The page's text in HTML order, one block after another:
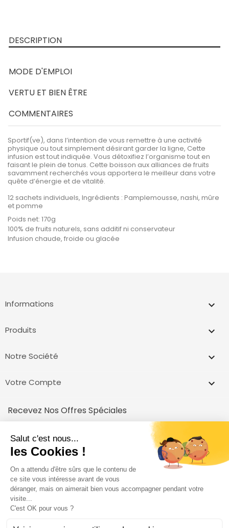
DESCRIPTION
MODE D'EMPLOI
VERTU ET BIEN ÊTRE
COMMENTAIRES
Sportif(ve), dans l’intention de vous remettre à une activité
physique ou tout simplement désirant garder la ligne, Cette
infusion est tout indiquée. Vous détoxifiez l’organisme tout en
faisant le plein de tonus. Cette boisson aux alliances de fruits
savamment recherchés vous apportera le meilleur dans votre
quête d’énergie et de vitalité.
12 sachets individuels, Ingrédients : Pamplemousse, nashi, mûre
et pomme
Poids net: 170g
100% de fruits naturels, sans additif ni conservateur
Infusion chaude, froide ou glacée
Informations keyboard_arrow_down
Produits 
Notre Société 
Votre Compte 
Recevez Nos Offres Spéciales
inscrivez vous et recevez un code pour votre première achat!
Vous pouvez vous désinscrire à tout moment.